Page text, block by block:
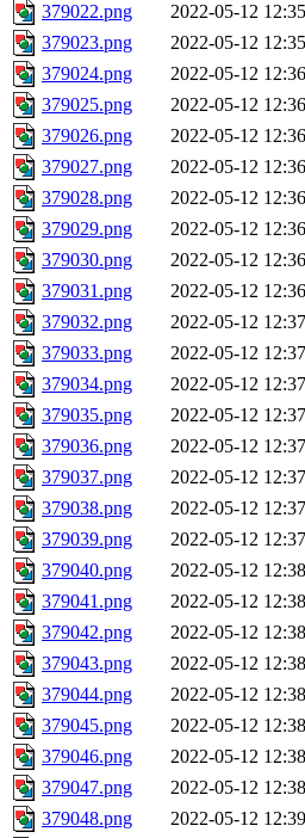
379022.png
2022-05-12 12:35
379023.png
2022-05-12 12:35
379024.png
2022-05-12 12:36
379025.png
2022-05-12 12:36
379026.png
2022-05-12 12:36
379027.png
2022-05-12 12:36
379028.png
2022-05-12 12:36
379029.png
2022-05-12 12:36
379030.png
2022-05-12 12:36
379031.png
2022-05-12 12:36
379032.png
2022-05-12 12:37
379033.png
2022-05-12 12:37
379034.png
2022-05-12 12:37
379035.png
2022-05-12 12:37
379036.png
2022-05-12 12:37
379037.png
2022-05-12 12:37
379038.png
2022-05-12 12:37
379039.png
2022-05-12 12:37
379040.png
2022-05-12 12:38
379041.png
2022-05-12 12:38
379042.png
2022-05-12 12:38
379043.png
2022-05-12 12:38
379044.png
2022-05-12 12:38
379045.png
2022-05-12 12:38
379046.png
2022-05-12 12:38
379047.png
2022-05-12 12:38
379048.png
2022-05-12 12:39